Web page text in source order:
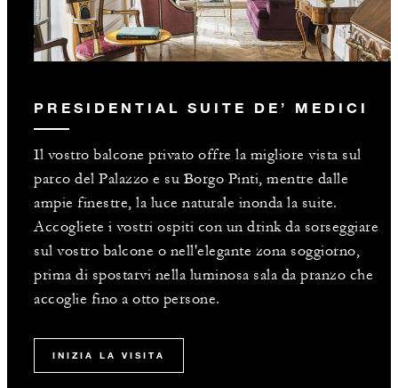
PRESIDENTIAL SUITE DE’ MEDICI
Il vostro balcone privato offre la migliore vista sul
parco del Palazzo e su Borgo Pinti, mentre dalle
ampie finestre, la luce naturale inonda la suite.
Accogliete i vostri ospiti con un drink da sorseggiare
sul vostro balcone o nell'elegante zona soggiorno,
prima di spostarvi nella luminosa sala da pranzo che
accoglie fino a otto persone.
INIZIA LA VISITA